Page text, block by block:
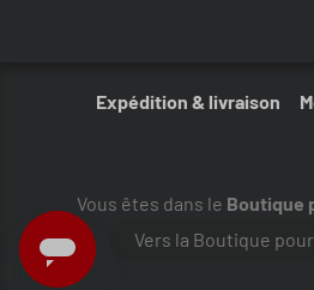
Expédition & livraison
Vous êtes dans le Boutique
Vers la Boutique